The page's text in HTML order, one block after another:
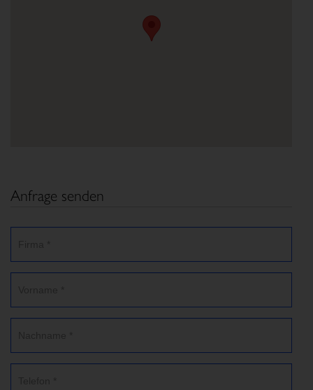
Anfrage senden